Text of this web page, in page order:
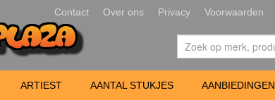
Contact Over ons Privacy Voorwaarden
ARTIEST AANTAL STUKJES AANBIEDINGEN